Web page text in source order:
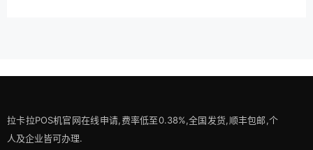
拉卡拉POS机官网在线申请,费率低至0.38%,全国发货,顺丰包邮,个
人及企业皆可办理.